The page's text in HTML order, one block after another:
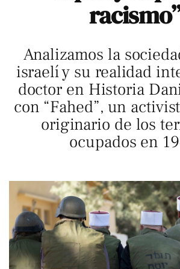
racismo”
Analizamos la
israelí y su realidad
doctor en Historia
con “Fahed”, un
originario de los
ocupados en